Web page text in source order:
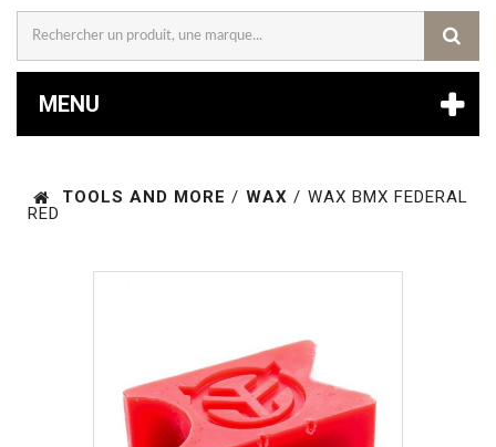
MENU
TOOLS AND MORE / WAX / WAX BMX FEDERAL
RED